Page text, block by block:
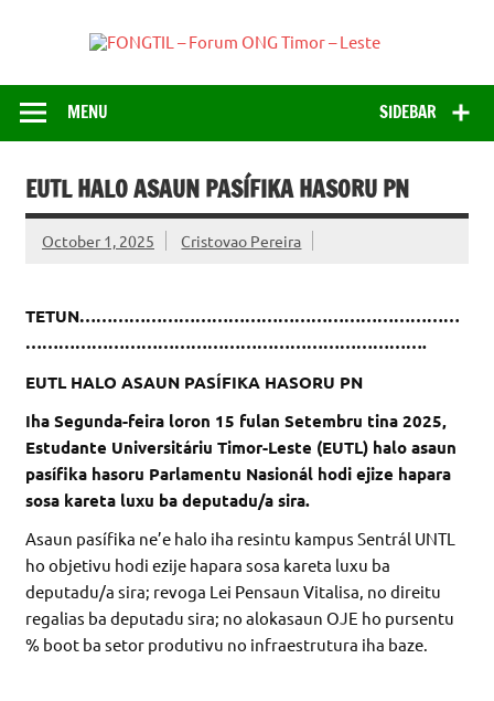
–
ONG
SIDEBAR
MENU
EUTL HALO ASAUN PASÍFIKA HASORU PN
October 1, 2025 Cristovao Pereira
TETUN……………………………………………………………
……………………………………………………………….
EUTL HALO ASAUN PASÍFIKA HASORU PN
Iha Segunda-feira loron 15 fulan Setembru tina 2025,
Estudante Universitáriu Timor-Leste (EUTL) halo asaun
pasífika hasoru Parlamentu Nasionál hodi ejize hapara
sosa kareta luxu ba deputadu/a sira.
Asaun pasífika ne’e halo iha resintu kampus Sentrál UNTL
ho objetivu hodi ezije hapara sosa kareta luxu ba
deputadu/a sira; revoga Lei Pensaun Vitalisa, no direitu
regalias ba deputadu sira; no alokasaun OJE ho pursentu
% boot ba setor produtivu no infraestrutura iha baze.